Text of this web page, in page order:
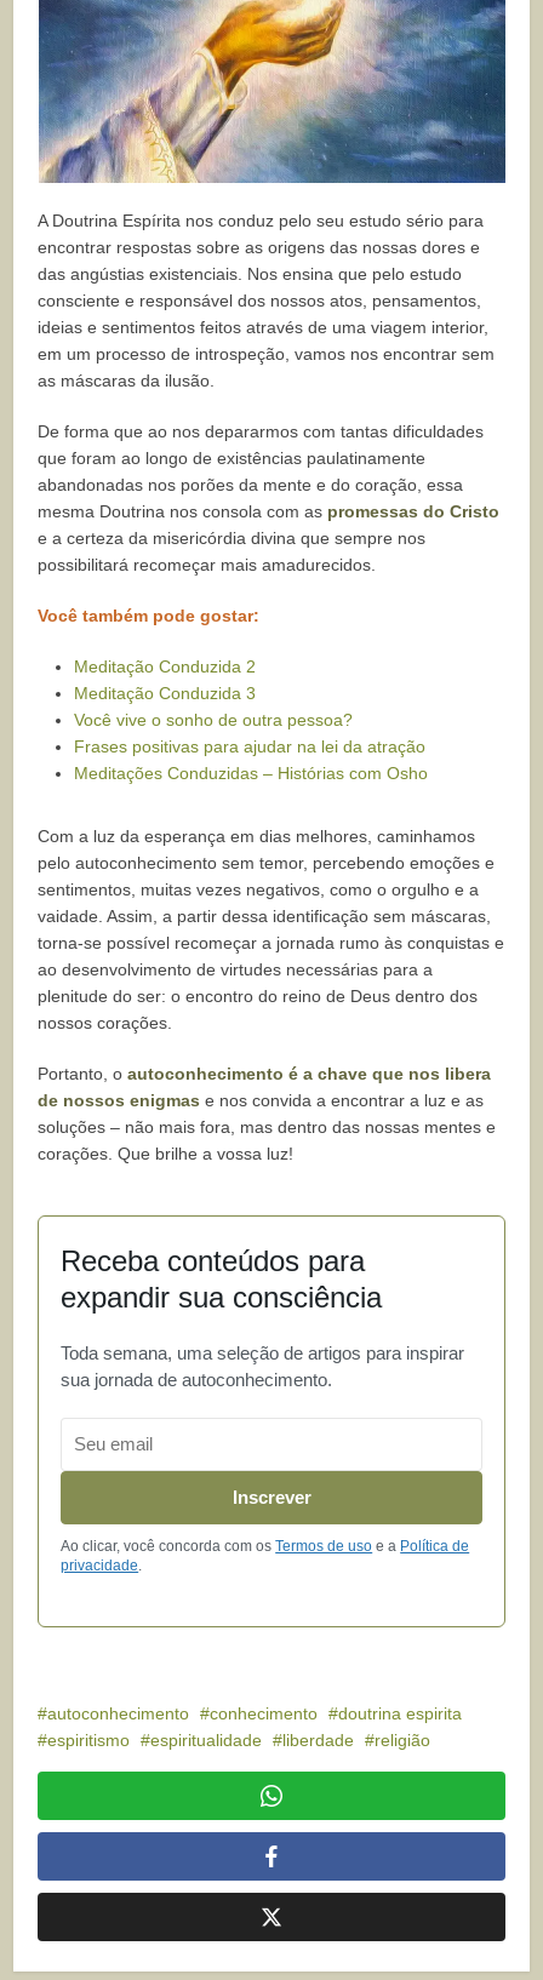
A Doutrina Espírita nos conduz pelo seu estudo sério para
encontrar respostas sobre as origens das nossas dores e
das angústias existenciais. Nos ensina que pelo estudo
consciente e responsável dos nossos atos, pensamentos,
ideias e sentimentos feitos através de uma viagem interior,
em um processo de introspeção, vamos nos encontrar sem
as máscaras da ilusão.
De forma que ao nos depararmos com tantas dificuldades
que foram ao longo de existências paulatinamente
abandonadas nos porões da mente e do coração, essa
mesma Doutrina nos consola com as promessas do Cristo
e a certeza da misericórdia divina que sempre nos
possibilitará recomeçar mais amadurecidos.
Você também pode gostar:
Meditação Conduzida 2
Meditação Conduzida 3
Você vive o sonho de outra pessoa?
Frases positivas para ajudar na lei da atração
Meditações Conduzidas – Histórias com Osho
Com a luz da esperança em dias melhores, caminhamos
pelo autoconhecimento sem temor, percebendo emoções e
sentimentos, muitas vezes negativos, como o orgulho e a
vaidade. Assim, a partir dessa identificação sem máscaras,
torna-se possível recomeçar a jornada rumo às conquistas e
ao desenvolvimento de virtudes necessárias para a
plenitude do ser: o encontro do reino de Deus dentro dos
nossos corações.
Portanto, oautoconhecimento é a chave que nos libera
de nossos enigmas e nos convida a encontrar a luz e as
soluções – não mais fora, mas dentro das nossas mentes e
corações. Que brilhe a vossa luz!
Receba conteúdos para
expandir sua consciência
Toda semana, uma seleção de artigos para inspirar
sua jornada de autoconhecimento.
Inscrever
Ao clicar, você concorda com osTermos de uso e a Política de
privacidade.
autoconhecimento conhecimento
doutrina espirita
espiritismo
espiritualidade liberdade religião